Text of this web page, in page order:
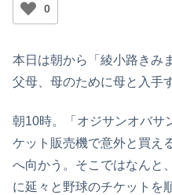
0
本日は朝から「綾小路きみ
父母、母のために母と入手
朝10時。「オジサンオバサ
ケット販売機で意外と買え
へ向かう。そこではなんと
に延々と野球のチケットを